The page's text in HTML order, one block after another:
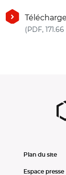
(PDF,
Plan du site
Espace presse